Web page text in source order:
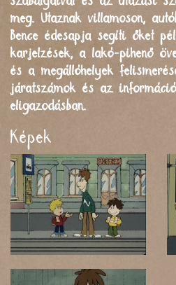
meg. Utaznak villamoson,
Bence édesapja segíti őket
karjelzések, a lakó-pihenő
és a megállóhelyek
járatszámok és az
eligazodásban.
Képek